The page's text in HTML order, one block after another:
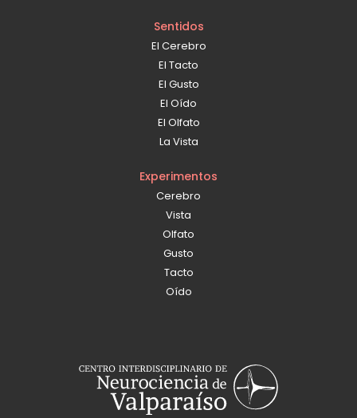
Sentidos
El Cerebro
El Tacto
El Gusto
El Oído
El Olfato
La Vista
Experimentos
Cerebro
Vista
Olfato
Gusto
Tacto
Oído